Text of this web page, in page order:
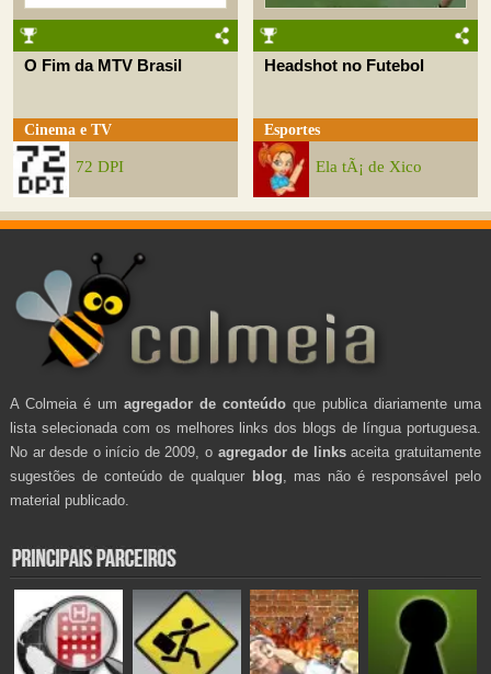
O Fim da MTV Brasil
Cinema e TV
72 DPI
Headshot no Futebol
Esportes
Ela tÃ¡ de Xico
A Colmeia é um agregador de conteúdo que publica diariamente uma
lista selecionada com os melhores links dos blogs de língua portuguesa.
No ar desde o início de 2009, o agregador de linksaceita gratuitamente
sugestões de conteúdo de qualquer blog , mas não é responsável pelo
material publicado.